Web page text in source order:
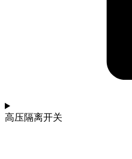
高压隔离开关